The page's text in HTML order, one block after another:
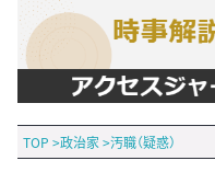
TOP >政治家 >汚職（疑惑）